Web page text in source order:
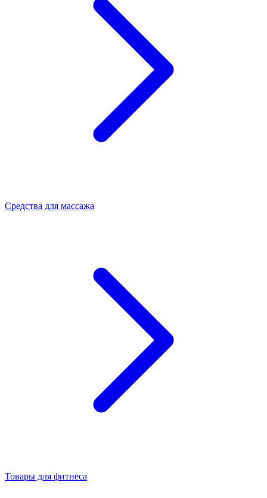
Средства для массажа
Товары для фитнеса